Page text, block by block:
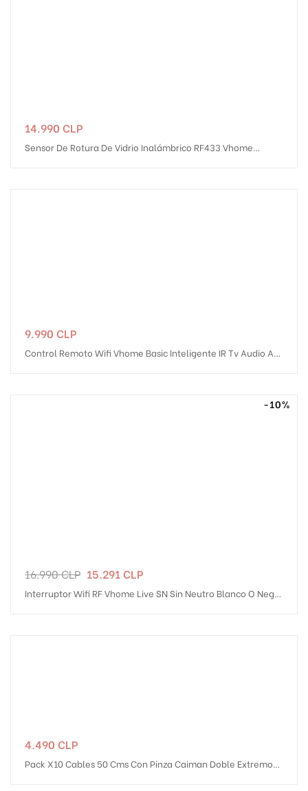
Precio
14.990 CLP
Sensor De Rotura De Vidrio Inalámbrico RF433 Vhome
Precio
9.990 CLP
Control Remoto Wifi Vhome Basic Inteligente IR Tv Audio AC
Precio
16.990 CLP
-10%
Precio
15.291 CLP
Interruptor Wifi RF Vhome Live SN Sin Neutro Blanco O Negro
Precio
4.490 CLP
Pack X10 Cables 50 Cms Con Pinza Caiman Doble Extremo